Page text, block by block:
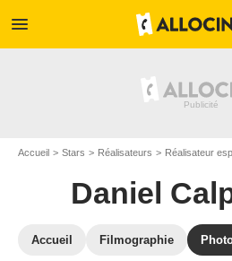
menu
Accueil Stars Réalisateurs Réalisateur
Daniel
Accueil Filmographie